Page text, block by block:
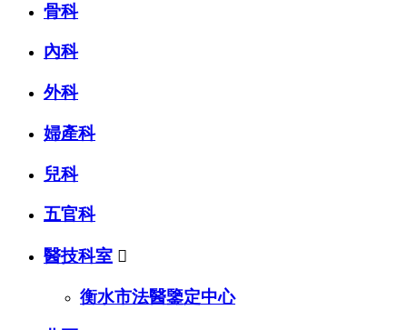
骨科
內科
外科
婦產科
兒科
五官科
醫技科室 
衡水市法醫鑒定中心